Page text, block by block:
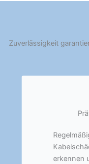
Zuverlässigkeit
erkennen